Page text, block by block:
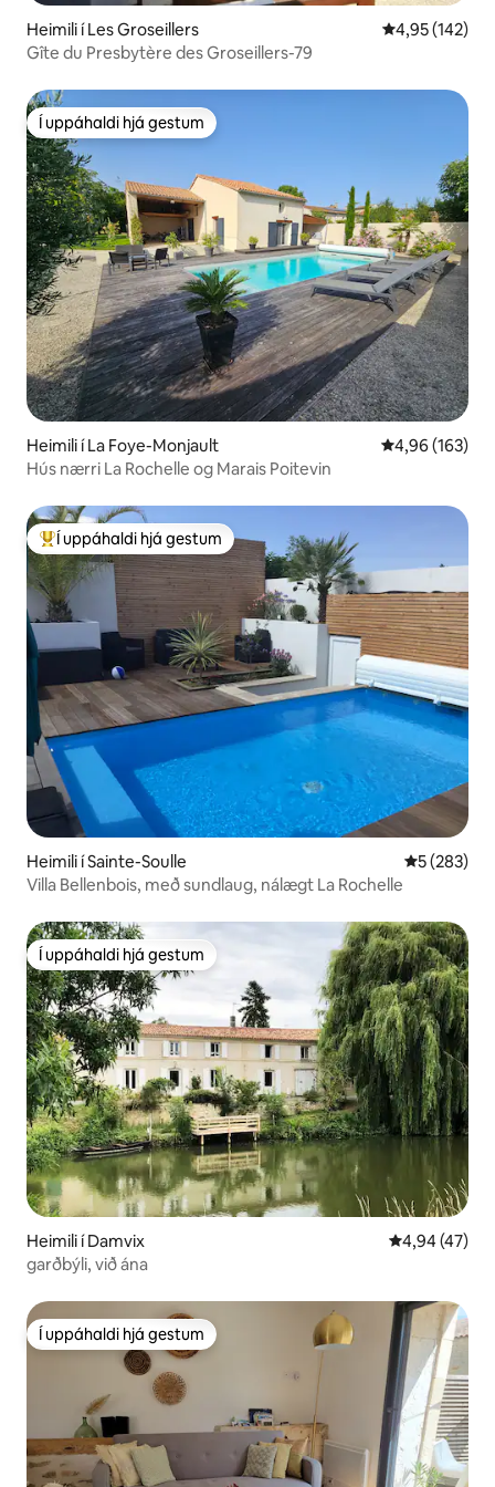
Heimili í Les Groseillers 4,95 af 5 í
4,95 (142)
Gîte du Presbytère des Groseillers-79
Í uppáhaldi hjá gestum
Í uppáhaldi hjá gestum
Heimili í La Foye-Monjault 4,96 af 5 í
4,96 (163)
Hús nærri La Rochelle og Marais Poitevin
Í mestu uppáhaldi hjá gestum
Í uppáhaldi hjá gestum
Heimili í Sainte-Soulle 5 af 5 í
5 (283)
Villa Bellenbois, með sundlaug, nálægt La Rochelle
Í uppáhaldi hjá gestum
Í uppáhaldi hjá gestum
Heimili í Damvix 4,94 af 5 í
4,94 (47)
garðbýli, við ána
Í uppáhaldi hjá gestum
Í uppáhaldi hjá gestum